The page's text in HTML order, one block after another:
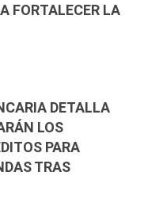
FORTALECER LA
DETALLA
LOS
PARA
TRAS